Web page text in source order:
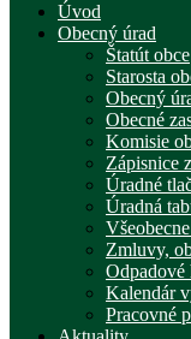
Úvod
Obecný úrad
Štatút obce
Starosta
Obecný
Obecné
Komisie
Zápisnice
Úradné
Úradná
Zmluvy,
Odpadové
Kalendár
Pracovné